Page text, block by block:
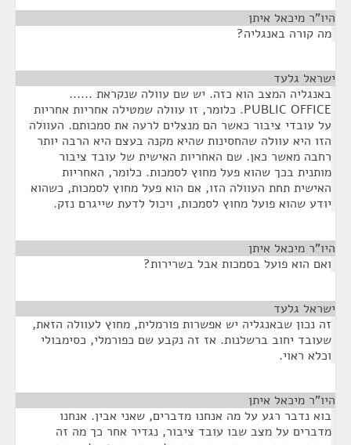
היו"ר מיכאל איתן
מה קורה באנגליה?
ישראל גלעד
באנגליה המצב הוא כזה. יש שם עוולה שנקראת ......
PUBLIC OFFICE. כלומר, זו עוולה שמטילה אחריות אחריות
על עובדי ציבור כאשר הם מנצלים לרעה את סמכותם. העוולה
הזו היא עוולה שהחסינות שהיא מקנה בעצם היא הרבה יותר
רחבה מאשר כאן. שם האחריות האישית של עובד ציבור
מותנית בכך שהוא פעל מחוץ לסמכות. כלומר, האחריות
האישית תחת העוולה הזו, אם הוא פעל מחוץ לסמכות, כשהוא
יודע שהוא פועל מחוץ לסמכות, ויכול לדעת שייגרם נזק.
היו"ר מיכאל איתן
ואם הוא פועל בסמכות אבל בשרירות?
ישראל גלעד
זה נכון שבאנגליה יש אפשרות פורמלית, מחוץ לעוולה הזאת,
שעובד יחוב ברשלנות. אז זה נקבע שם כפורמלי, כסימבולי
וכלא ראוי.
היו"ר מיכאל איתן
בוא נדבר רגע על מה אנחנו מדברים, שאני אבין. אנחנו
מדברים על מצב שבו עובד ציבור, נגדיר אחר כך מה זה